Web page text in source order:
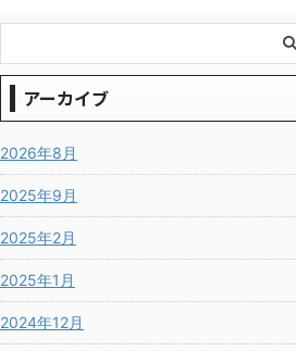
アーカイブ
2026年8月
2025年9月
2025年2月
2025年1月
2024年12月